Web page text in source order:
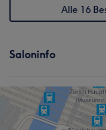
Alle 16
Saloninfo